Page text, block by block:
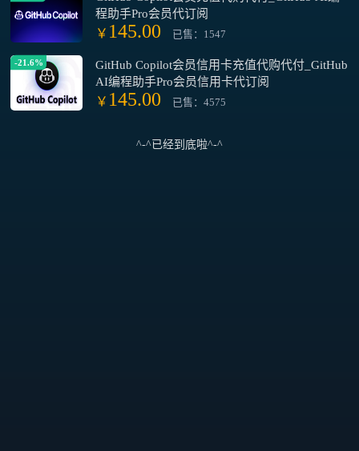
程助手Pro会员代订阅
￥ 145.00 已售：1547
-21.6%
GitHub Copilot会员信用卡充值代购代付_GitHub
AI编程助手Pro会员信用卡代订阅
￥ 145.00 已售：4575
^-^已经到底啦^-^